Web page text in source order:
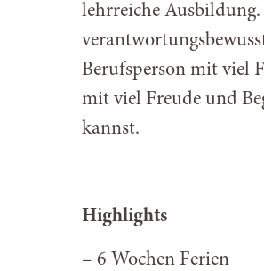
lehrreiche
Berufsperson mit viel
mit viel Freude und
kannst.
Highlights
6 Wochen Ferien